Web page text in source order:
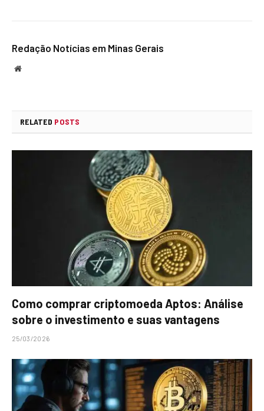
Redação Notícias em Minas Gerais
Website
RELATED POSTS
Como comprar criptomoeda Aptos: Análise
sobre o investimento e suas vantagens
25/03/2026